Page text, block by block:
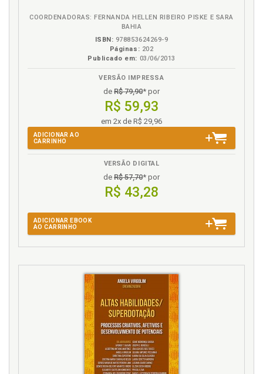
Metodologias adotadas: entre a licenciosidade e o
Fenomenologia. Método fenomenológico, p. 72
Fenomenologia: pressupostos teórico-críticos, p. 31
Instrumentos de coleta de dados, p. 88
Invenção da "adolescência": contraponto com o dito
e o não dito pelos "adolescentes" entrevistados, p.
Método fenomenológico, p. 72
Métodos e material, p. 31
P
Pesquisa. Entrada em campo, p. 85
Pesquisa. Participantes do estudo, p. 86
Pesquisa. Seleção da turma observada e dos
professores participantes, p. 87
Pesquisa. Seleção dos alunos entrevistados e
distribuição quanto ao sexo, idade e série que
estavam cursando durante a pesquisa, p. 86
COORDENADORAS: FERNANDA HELLEN RIBEIRO PISKE E SARA
BAHIA
ISBN: 978853624269-9
Páginas: 202
Publicado em: 03/06/2013
VERSÃO IMPRESSA
de R$ 79,90* por
R$ 59,93
em 2x de R$ 29,96
ADICIONAR AO
CARRINHO
VERSÃO DIGITAL
de R$ 57,70* por
R$ 43,28
ADICIONAR EBOOK
AO CARRINHO